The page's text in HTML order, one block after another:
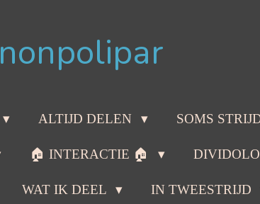
nonpolipar
ALTIJD DELEN SOMS
🏠 INTERACTIE 🏠
WAT IK DEEL IN TWEESTRIJD